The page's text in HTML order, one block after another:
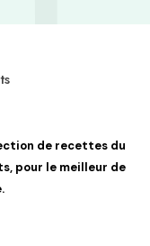
de recettes du
pour le meilleur de